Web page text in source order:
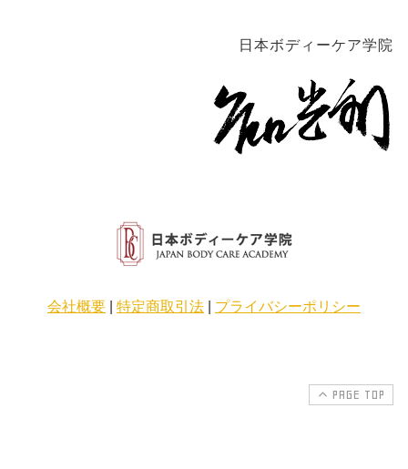
日本ボディーケア学院
会社概要 特定商取引法 プライバシーポリシー
PAGE TOP